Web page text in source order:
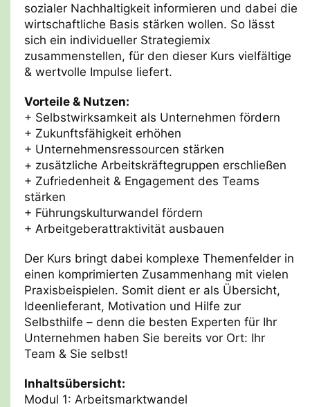
sozialer Nachhaltigkeit informieren und dabei die
wirtschaftliche Basis stärken wollen. So lässt
sich ein individueller Strategiemix
zusammenstellen, für den dieser Kurs vielfältige
& wertvolle Impulse liefert.
Vorteile & Nutzen:
+ Selbstwirksamkeit als Unternehmen fördern
+ Zukunftsfähigkeit erhöhen
+ Unternehmensressourcen stärken
+ zusätzliche Arbeitskräftegruppen erschließen
+ Zufriedenheit & Engagement des Teams
stärken
+ Führungskulturwandel fördern
+ Arbeitgeberattraktivität ausbauen
Der Kurs bringt dabei komplexe Themenfelder in
einen komprimierten Zusammenhang mit vielen
Praxisbeispielen. Somit dient er als Übersicht,
Ideenlieferant, Motivation und Hilfe zur
Selbsthilfe – denn die besten Experten für Ihr
Unternehmen haben Sie bereits vor Ort: Ihr
Team & Sie selbst!
Inhaltsübersicht:
Modul 1: Arbeitsmarktwandel